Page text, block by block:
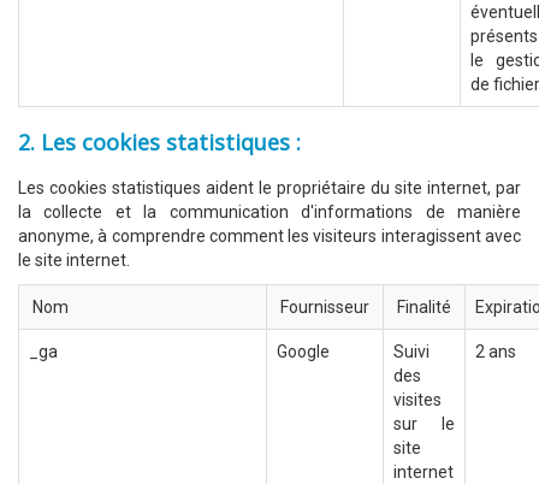
le
de fichier
2. Les cookies statistiques :
Les cookies statistiques aident le propriétaire du site internet, par
la collecte et la communication d'informations de manière
anonyme, à comprendre comment les visiteurs interagissent avec
le site internet.
Nom Fournisseur Finalité
_ga Google
Suivi
des
visites
sur le
site
internet
2 ans